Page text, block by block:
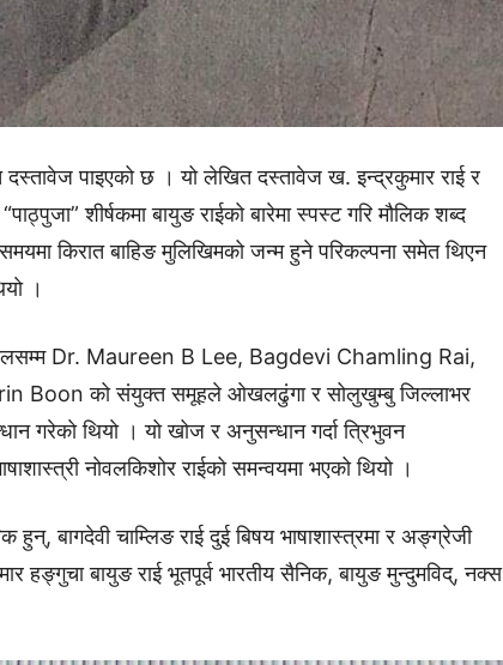
दस्तावेज पाइएको छ । यो लेखित दस्तावेज ख. इन्द्रकुमार राई र
शीर्षकमा बायुङ राईको बारेमा स्पस्ट गरि मौलिक शब्द
किरात बाहिङ मुलिखिमको जन्म हुने परिकल्पना समेत थिएन
।
Dr. Maureen B Lee, Bagdevi Chamling Rai,
Boon को संयुक्त समूहले ओखलढुंगा र सोलुखुम्बु जिल्लाभर
गरेकाे थियाे । यो खोज र अनुसन्धान गर्दा त्रिभुवन
नाेवलकिशोर राईको समन्वयमा भएको थियो ।
बागदेवी चाम्लिङ राई दुई बिषय भाषाशास्त्रमा र अङ्ग्रेजी
हङ्गुचा बायुङ राई भूतपूर्व भारतीय सैनिक, बायुङ मुन्दुमविद्, नक्स